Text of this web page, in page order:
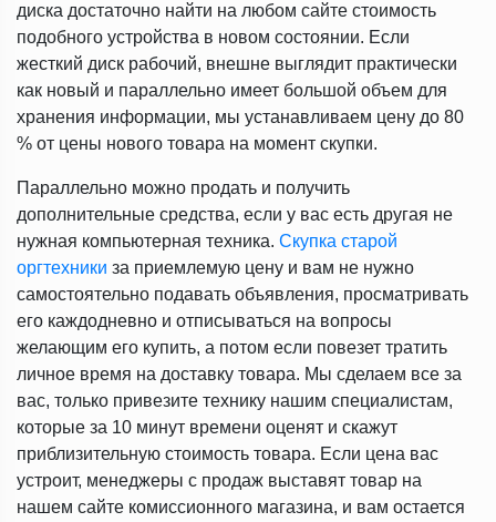
диска достаточно найти на любом сайте стоимость
подобного устройства в новом состоянии. Если
жесткий диск рабочий, внешне выглядит практически
как новый и параллельно имеет большой объем для
хранения информации, мы устанавливаем цену до 80
% от цены нового товара на момент скупки.
Параллельно можно продать и получить
дополнительные средства, если у вас есть другая не
нужная компьютерная техника. Скупка старой
оргтехники за приемлемую цену и вам не нужно
самостоятельно подавать объявления, просматривать
его каждодневно и отписываться на вопросы
желающим его купить, а потом если повезет тратить
личное время на доставку товара. Мы сделаем все за
вас, только привезите технику нашим специалистам,
которые за 10 минут времени оценят и скажут
приблизительную стоимость товара. Если цена вас
устроит, менеджеры с продаж выставят товар на
нашем сайте комиссионного магазина, и вам остается